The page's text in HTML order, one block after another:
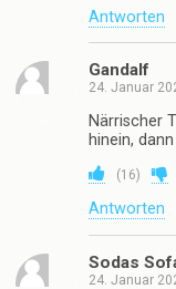
Antworten
Gandalf
24. Januar
Närrischer
hinein,
(16)
Antworten
Sodas
24. Januar